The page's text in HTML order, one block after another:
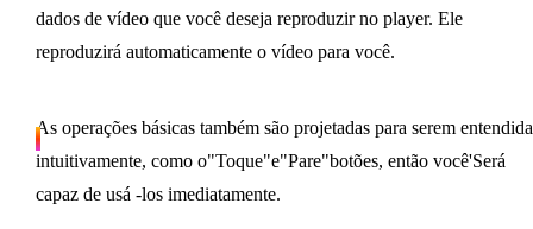
dados de vídeo que você deseja reproduzir no player. Ele
reproduzirá automaticamente o vídeo para você.
As operações básicas também são projetadas para serem
intuitivamente, como o"Toque"e"Pare"botões, então você'Será
capaz de usá -los imediatamente.